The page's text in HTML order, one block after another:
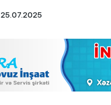
25.07.2025